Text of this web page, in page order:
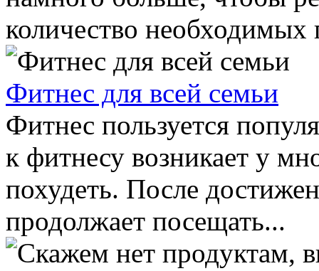
количество необходимых
Фитнес для всей семьи
Фитнес пользуется
к фитнесу возникает у
похудеть. После
продолжает посещать...